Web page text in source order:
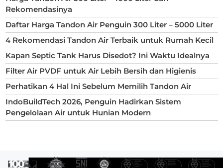
Rekomendasinya
Daftar Harga Tandon Air Penguin 300 Liter – 5000 Liter
4 Rekomendasi Tandon Air Terbaik untuk Rumah Kecil
Kapan Septic Tank Harus Disedot? Ini Waktu Idealnya
Filter Air PVDF untuk Air Lebih Bersih dan Higienis
Perhatikan 4 Hal Ini Sebelum Memilih Tandon Air
IndoBuildTech 2026, Penguin Hadirkan Sistem
Pengelolaan Air untuk Hunian Modern